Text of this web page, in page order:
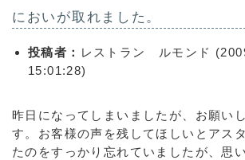
においが取れました。
投稿者： レストラン ルモンド
15:01:28)
昨日になってしまいましたが、お願い
す。お客様の声を残してほしいとアス
たのをすっかり忘れていましたが、思